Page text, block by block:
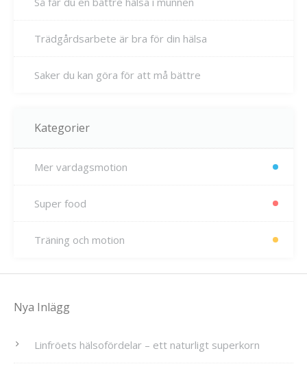
Trädgårdsarbete är bra för din hälsa
Saker du kan göra för att må bättre
Kategorier
Mer vardagsmotion
Super food
Träning och motion
Nya Inlägg
Linfröets hälsofördelar – ett naturligt superkorn